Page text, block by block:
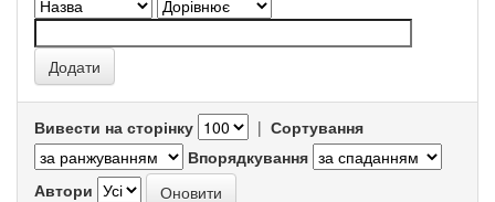
Вивести на сторінку | Сортування
Впорядкування
Автори